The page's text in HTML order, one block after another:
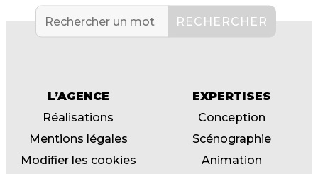
L’AGENCE
Réalisations
Mentions légales
Modifier les cookies
EXPERTISES
Conception
Scénographie
Animation